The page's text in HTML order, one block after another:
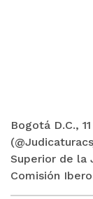
Bogotá D.C.,
Superior de la
Comisión